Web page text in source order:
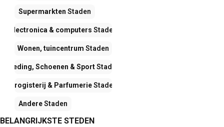
Supermarkten Staden
Electronica & computers Staden
Wonen, tuincentrum Staden
Kleding, Schoenen & SportStaden
Drogisterij & ParfumerieStaden
AndereStaden
BELANGRIJKSTE STEDEN